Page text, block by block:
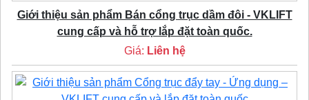
Giới thiệu sản phẩm Bán cổng trục dầm đôi - VKLIFT
cung cấp và hỗ trợ lắp đặt toàn quốc.
Giá: Liên hệ